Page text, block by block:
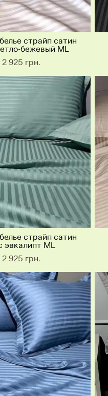
страйп сатин
бежевый ML
925 грн.
страйп сатин
эвкалипт ML
925 грн.